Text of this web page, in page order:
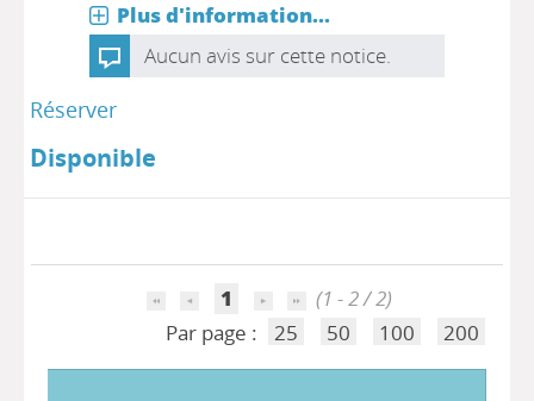
Plus d'information...
Aucun avis sur cette notice.
Réserver
Disponible
1
(1 - 2 / 2)
Par page :
25 50 100 200